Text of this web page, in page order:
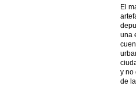
El
una
y no
de